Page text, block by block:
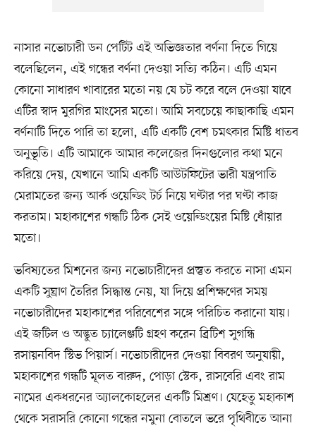
নাসার নভোচারী ডন পেটিট এই অভিজ্ঞতার বর্ণনা দিতে গিয়ে
বলেছিলেন, এই গন্ধের বর্ণনা দেওয়া সত্যি কঠিন। এটি এমন
কোনো সাধারণ খাবারের মতো নয় যে চট করে বলে দেওয়া যাবে
এটির স্বাদ মুরগির মাংসের মতো। আমি সবচেয়ে কাছাকাছি এমন
বর্ণনাটি দিতে পারি তা হলো, এটি একটি বেশ চমৎকার মিষ্টি ধাতব
অনুভূতি। এটি আমাকে আমার কলেজের দিনগুলোর কথা মনে
করিয়ে দেয়, যেখানে আমি একটি আউটফিটের ভারী যন্ত্রপাতি
মেরামতের জন্য আর্ক ওয়েল্ডিং টর্চ নিয়ে ঘণ্টার পর ঘণ্টা কাজ
করতাম। মহাকাশের গন্ধটি ঠিক সেই ওয়েল্ডিংয়ের মিষ্টি ধোঁয়ার
মতো।
ভবিষ্যতের মিশনের জন্য নভোচারীদের প্রস্তুত করতে নাসা এমন
একটি সুঘ্রাণ তৈরির সিদ্ধান্ত নেয়, যা দিয়ে প্রশিক্ষণের সময়
নভোচারীদের মহাকাশের পরিবেশের সঙ্গে পরিচিত করানো যায়।
এই জটিল ও অদ্ভুত চ্যালেঞ্জটি গ্রহণ করেন ব্রিটিশ সুগন্ধি
রসায়নবিদ স্টিভ পিয়ার্স। নভোচারীদের দেওয়া বিবরণ অনুযায়ী,
মহাকাশের গন্ধটি মূলত বারুদ, পোড়া স্টেক, রাসবেরি এবং রাম
নামের একধরনের অ্যালকোহলের একটি মিশ্রণ। যেহেতু মহাকাশ
থেকে সরাসরি কোনো গন্ধের নমুনা বোতলে ভরে পৃথিবীতে আনা